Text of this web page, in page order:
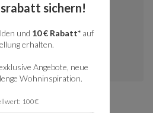
Fragen.sichern!
und 10 € Rabatt* auf
erhalten.
Angebote, neue
Wohninspiration.
100€